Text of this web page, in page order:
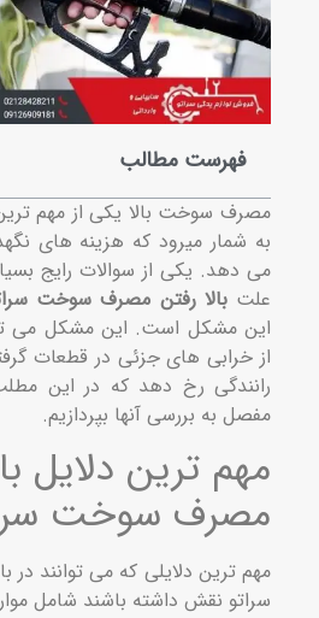
فهرست مطالب
سوخت بالا یکی از مهم ترین دغدغه
میرود که هزینه های نگهداری
یکی از سوالات رایج بسیاری از
بالا رفتن مصرف سوخت سراتوو راه
مشکل است. این مشکل می تواند به
های جزئی در قطعات گرفته تا
رخ دهد که در این مطلب قصد
به بررسی آنها بپردازیم.
ترین دلایل بالا
سوخت سراتو
ترین دلایلی که می توانند در بالا
نقش داشته باشند شامل موارد زیر